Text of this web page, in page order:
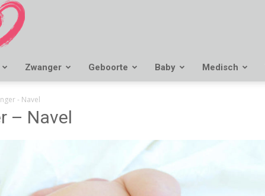
Zwanger Geboorte Baby Medisch
- Navel
– Navel